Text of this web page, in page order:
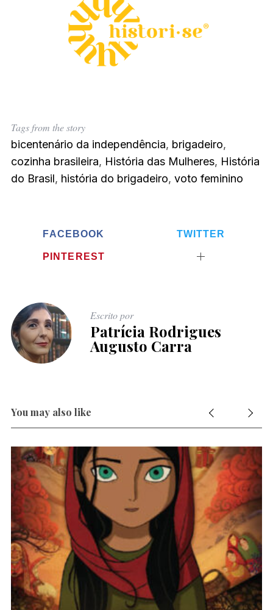
Tags from the story
bicentenário da independência, brigadeiro,
cozinha brasileira, História das Mulheres, História
do Brasil, história do brigadeiro, voto feminino
FACEBOOK TWITTER
PINTEREST
Escrito por
Patrícia Rodrigues
Augusto Carra
You may also like